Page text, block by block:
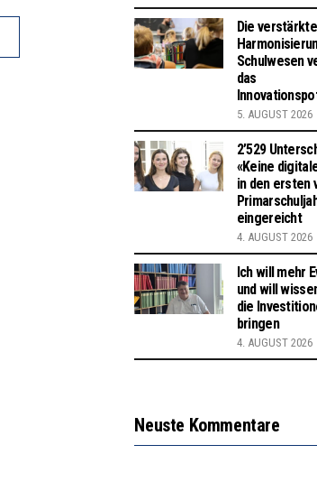
Die verstärkte
Schulwesen
das
5. AUGUST 2026
2’529
«Keine
in den ersten
eingereicht
4. AUGUST 2026
Ich will mehr
und will
die
bringen
4. AUGUST 2026
Neuste Kommentare